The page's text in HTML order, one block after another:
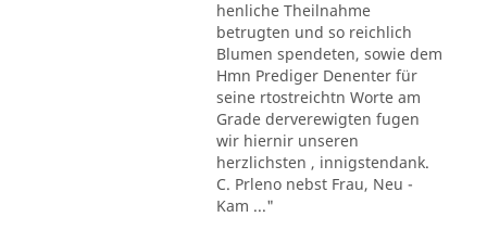
henliche Theilnahme
betrugten und so reichlich
Blumen spendeten, sowie dem
Hmn Prediger Denenter für
seine rtostreichtn Worte am
Grade derverewigten fugen
wir hiernir unseren
herzlichsten , innigstendank.
C. Prleno nebst Frau, Neu -
Kam ..."